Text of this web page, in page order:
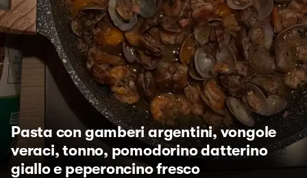
Pasta con gamberi argentini, vongole
veraci, tonno, pomodorino datterino
giallo e peperoncino fresco